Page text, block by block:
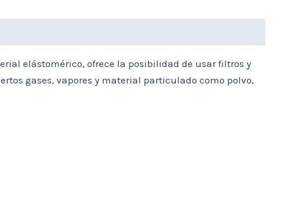
elástomérico, ofrece la posibilidad de usar filtros y
gases, vapores y material particulado como polvo,